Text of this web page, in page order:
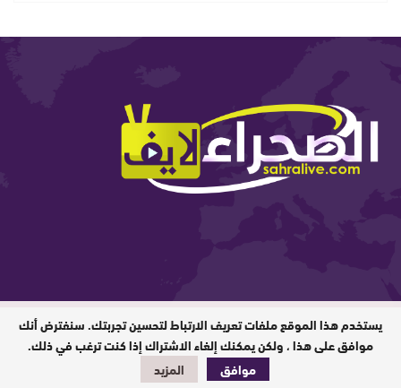
المدير المسؤول : ابيبك المحفوظ / جميع
الحقوق محفوظة © 2026
تصميم وبرمجة
يستخدم هذا الموقع ملفات تعريف الارتباط لتحسين تجربتك. سنفترض أنك
موافق على هذا ، ولكن يمكنك إلغاء الاشتراك إذا كنت ترغب في ذلك.
موافق
المزيد